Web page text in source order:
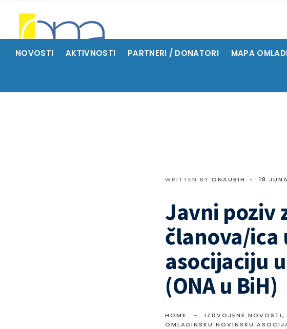
NOVOSTI AKTIVNOSTI PARTNERI / DONATORI MAPA
WRITTEN BY ONAUBIH • 18
Javni poziv
članova/ica
asocijaciju
(ONA u BiH)
HOME IZDVOJENE NOVOSTI,
OMLADINSKU NOVINSKU